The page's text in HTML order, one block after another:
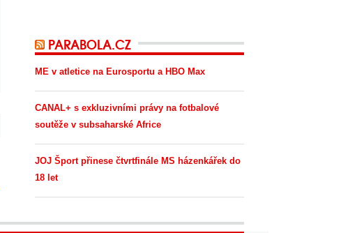
PARABOLA.CZ
ME v atletice na Eurosportu a HBO Max
CANAL+ s exkluzivními právy na fotbalové
soutěže v subsaharské Africe
JOJ Šport přinese čtvrtfinále MS házenkářek do
18 let